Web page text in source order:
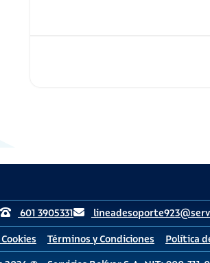
601 3905331
Términos y Condiciones Política